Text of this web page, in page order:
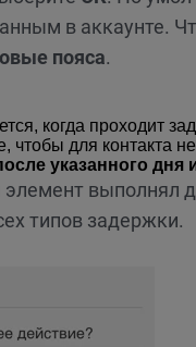
в аккаунте.
пояса.
когда проходит
чтобы для контакта
указанного дня
элемент выполнял
типов задержки.